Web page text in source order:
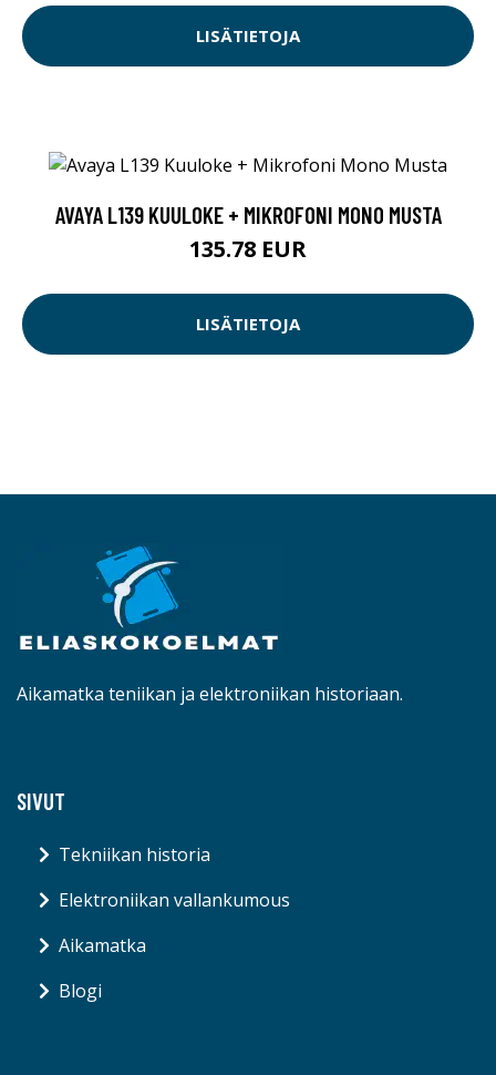
LISÄTIETOJA
AVAYA L139 KUULOKE + MIKROFONI MONO MUSTA
135.78 EUR
LISÄTIETOJA
Aikamatka teniikan ja elektroniikan historiaan.
SIVUT
Tekniikan historia
Elektroniikan vallankumous
Aikamatka
Blogi